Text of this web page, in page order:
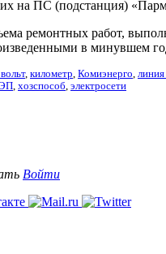
на ПС (подстанция)
ремонтных работ,
в минувшем
, километр, Комиэнерго, линия
, хозспособ, электросети
Войти